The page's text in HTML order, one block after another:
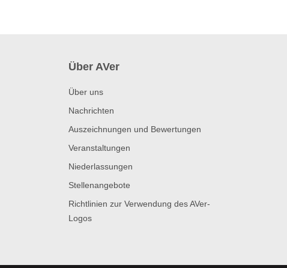
Über AVer
Über uns
Nachrichten
Auszeichnungen und Bewertungen
Veranstaltungen
Niederlassungen
Stellenangebote
Richtlinien zur Verwendung des AVer-
Logos